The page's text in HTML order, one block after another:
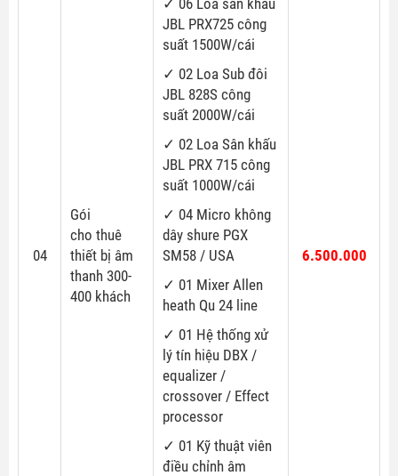
04
Gói
cho thuê
thiết bị âm
thanh 300-
400 khách
✓ 06 Loa sân khấu
JBL PRX725 công
suất 1500W/cái
✓ 02 Loa Sub đôi
JBL 828S công
suất 2000W/cái
✓ 02 Loa Sân khấu
JBL PRX 715 công
suất 1000W/cái
✓ 04 Micro không
dây shure PGX
SM58 / USA
✓ 01 Mixer Allen
heath Qu 24 line
✓ 01 Hệ thống xử
lý tín hiệu DBX /
equalizer /
crossover / Effect
processor
✓ 01 Kỹ thuật viên
điều chỉnh âm
6.500.000